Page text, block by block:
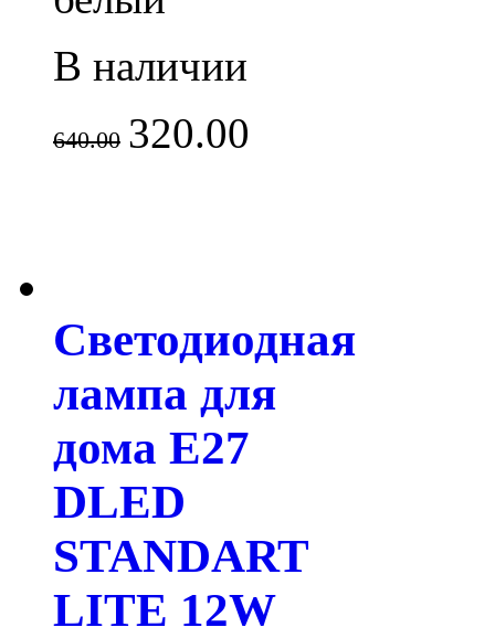
В наличии
640.00 320.00
Светодиодная
лампа для
дома E27
DLED
STANDART
LITE 12W